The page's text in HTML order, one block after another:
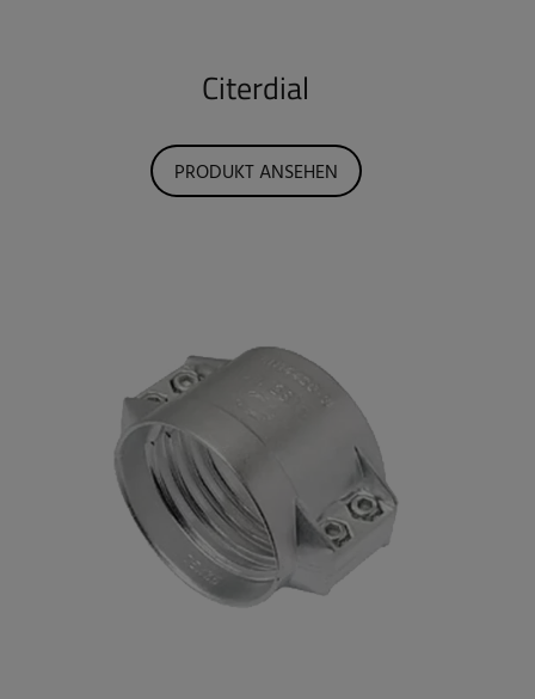
Citerdial
PRODUKT ANSEHEN